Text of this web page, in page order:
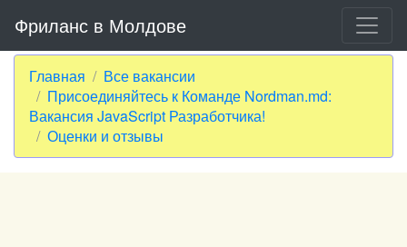
Фриланс в Молдове
Главная
Все вакансии
Присоединяйтесь к Команде Nordman.md:
Вакансия JavaScript Разработчика!
Оценки и отзывы